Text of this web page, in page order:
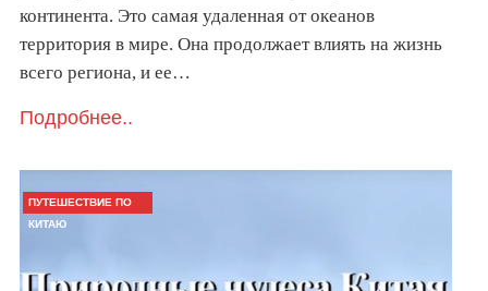
континента. Это самая удаленная от океанов
территория в мире. Она продолжает влиять на жизнь
всего региона, и ее…
Подробнее..
ПУТЕШЕСТВИЕ ПО
КИТАЮ